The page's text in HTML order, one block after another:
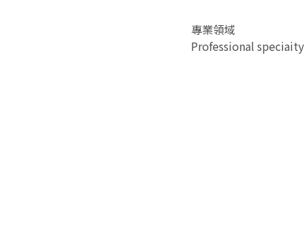
專業領域
Professional speciaity